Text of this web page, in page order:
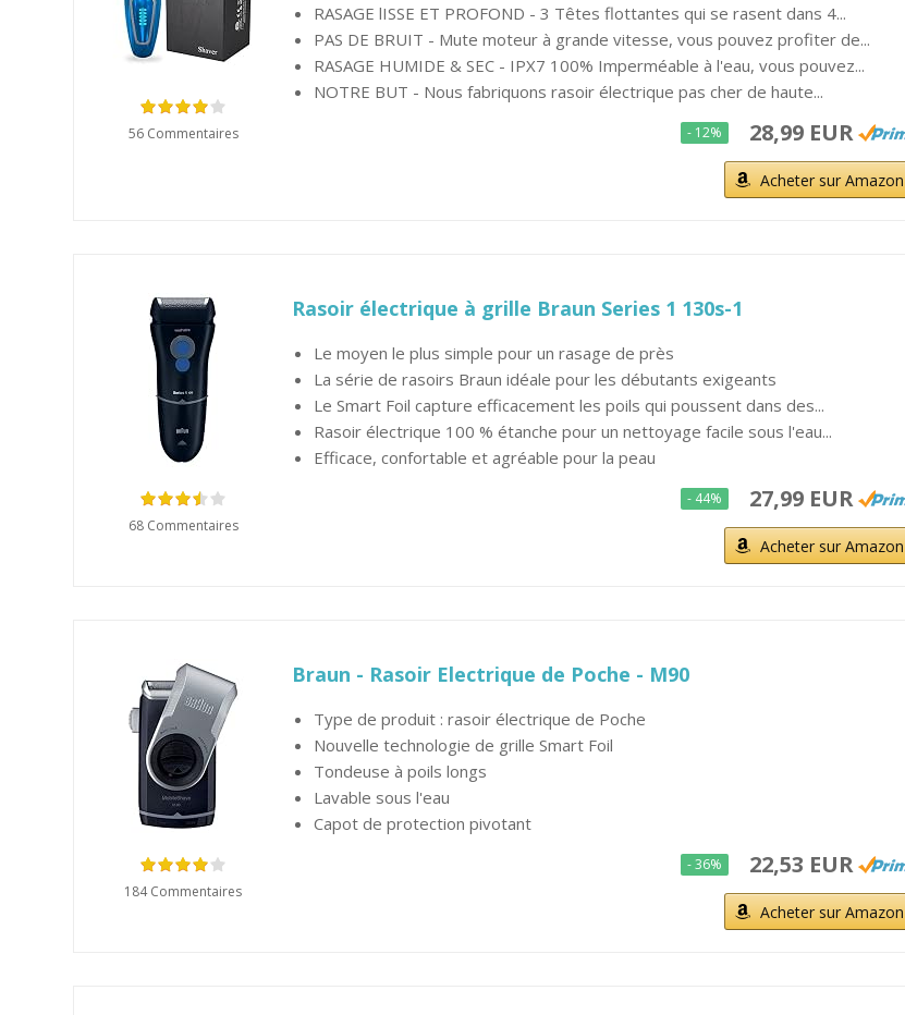
56 Commentaires
RASAGE lISSE ET PROFOND - 3 Têtes flottantes qui se rasent dans 4...
PAS DE BRUIT - Mute moteur à grande vitesse, vous pouvez profiter de...
RASAGE HUMIDE & SEC - IPX7 100% Imperméable à l'eau, vous pouvez...
NOTRE BUT - Nous fabriquons rasoir électrique pas cher de haute...
- 12% 28,99 EUR
Acheter sur Amazon
68 Commentaires
Rasoir électrique à grille Braun Series 1 130s-1
Le moyen le plus simple pour un rasage de près
La série de rasoirs Braun idéale pour les débutants exigeants
Le Smart Foil capture efficacement les poils qui poussent dans des...
Rasoir électrique 100 % étanche pour un nettoyage facile sous l'eau...
Efficace, confortable et agréable pour la peau
- 44% 27,99 EUR
Acheter sur Amazon
184 Commentaires
Braun - Rasoir Electrique de Poche - M90
Type de produit : rasoir électrique de Poche
Nouvelle technologie de grille Smart Foil
Tondeuse à poils longs
Lavable sous l'eau
Capot de protection pivotant
- 36% 22,53 EUR
Acheter sur Amazon